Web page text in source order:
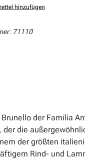
hinzufügen
71110
der Familia
die
der größten
Rind- und